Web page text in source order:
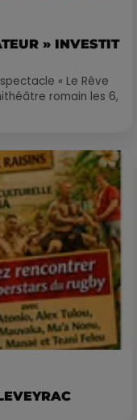
» INVESTIT
« Le Rêve
romain les 6,